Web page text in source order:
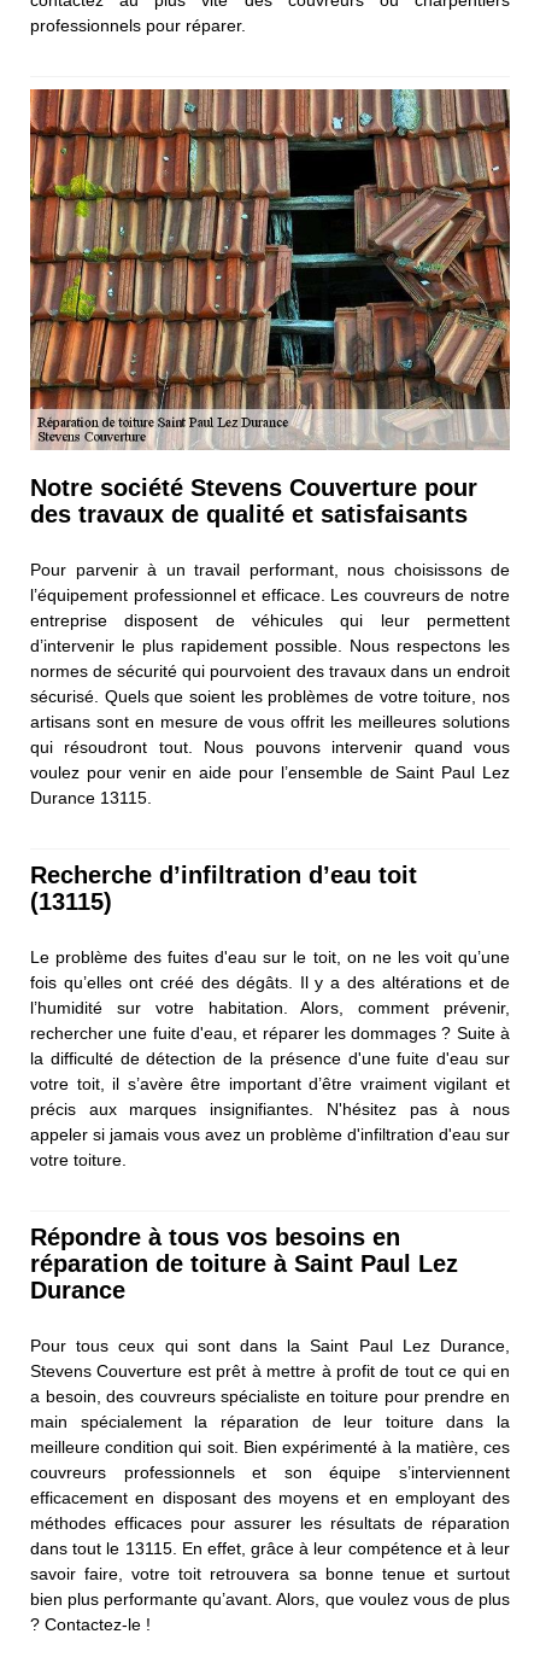
professionnels pour réparer.
Notre société Stevens Couverture pour
des travaux de qualité et satisfaisants
Pour parvenir à un travail performant, nous choisissons de
l’équipement professionnel et efficace. Les couvreurs de notre
entreprise disposent de véhicules qui leur permettent
d’intervenir le plus rapidement possible. Nous respectons les
normes de sécurité qui pourvoient des travaux dans un endroit
sécurisé. Quels que soient les problèmes de votre toiture, nos
artisans sont en mesure de vous offrit les meilleures solutions
qui résoudront tout. Nous pouvons intervenir quand vous
voulez pour venir en aide pour l’ensemble de Saint Paul Lez
Durance 13115.
Recherche d’infiltration d’eau toit
(13115)
Le problème des fuites d'eau sur le toit, on ne les voit qu’une
fois qu’elles ont créé des dégâts. Il y a des altérations et de
l’humidité sur votre habitation. Alors, comment prévenir,
rechercher une fuite d'eau, et réparer les dommages ? Suite à
la difficulté de détection de la présence d'une fuite d'eau sur
votre toit, il s’avère être important d’être vraiment vigilant et
précis aux marques insignifiantes. N'hésitez pas à nous
appeler si jamais vous avez un problème d'infiltration d'eau sur
votre toiture.
Répondre à tous vos besoins en
réparation de toiture à Saint Paul Lez
Durance
Pour tous ceux qui sont dans la Saint Paul Lez Durance,
Stevens Couverture est prêt à mettre à profit de tout ce qui en
a besoin, des couvreurs spécialiste en toiture pour prendre en
main spécialement la réparation de leur toiture dans la
meilleure condition qui soit. Bien expérimenté à la matière, ces
couvreurs professionnels et son équipe s’interviennent
efficacement en disposant des moyens et en employant des
méthodes efficaces pour assurer les résultats de réparation
dans tout le 13115. En effet, grâce à leur compétence et à leur
savoir faire, votre toit retrouvera sa bonne tenue et surtout
bien plus performante qu’avant. Alors, que voulez vous de plus
? Contactez-le !